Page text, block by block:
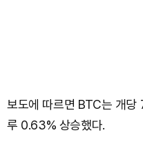
보도에 따르면 BTC는 개
루 0.63% 상승했다.